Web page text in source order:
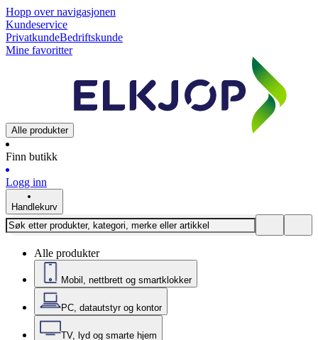
Hopp over navigasjonen
Kundeservice
PrivatkundeBedriftskunde
Mine favoritter
Alle produkter
Finn butikk
Logg inn
Handlekurv
Alle produkter
Mobil, nettbrett og smartklokker
PC, datautstyr og kontor
TV, lyd og smarte hjem